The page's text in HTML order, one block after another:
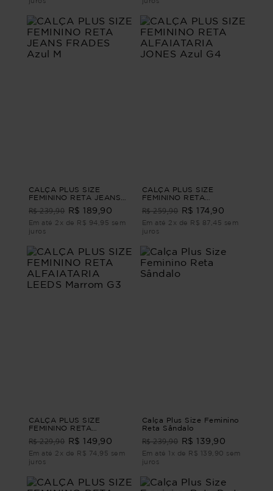
CALÇA PLUS SIZE
FEMININO RETA JEANS
FRADES Azul M
R$ 239,90 R$ 189,90
Em até 2x de R$ 94,95 sem
juros
CALÇA PLUS SIZE
FEMININO RETA
ALFAIATARIA JONES Azul
G4
R$ 259,90 R$ 174,90
Em até 2x de R$ 87,45 sem
juros
CALÇA PLUS SIZE
FEMININO RETA
ALFAIATARIA LEEDS
Marrom G3
R$ 229,90 R$ 149,90
Em até 2x de R$ 74,95 sem
juros
Calça Plus Size Feminino
Reta Sândalo
R$ 239,90 R$ 139,90
Em até 1x de R$ 139,90 sem
juros